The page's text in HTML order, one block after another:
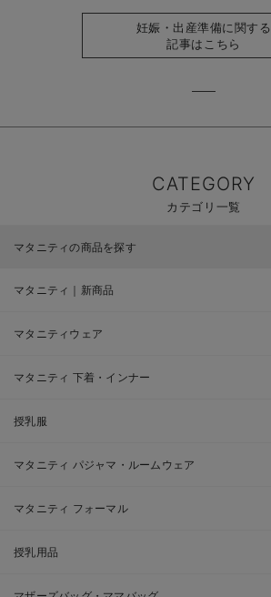
妊娠・出産準備に関する
記事はこちら
CATEGORY
カテゴリ一覧
マタニティの商品を探す
マタニティ｜新商品
マタニティウェア
マタニティ 下着・インナー
授乳服
マタニティ パジャマ・ルームウェア
マタニティ フォーマル
授乳用品